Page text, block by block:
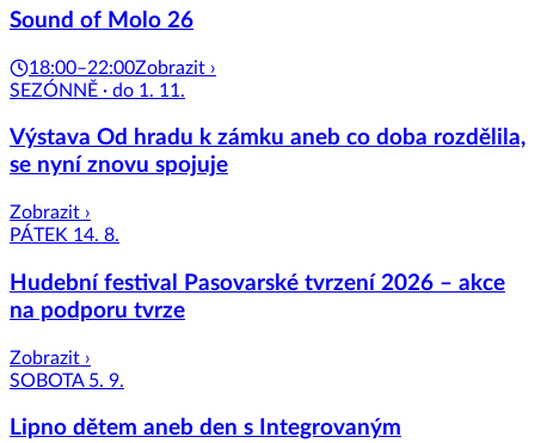
Sound of Molo 26
18:00–22:00Zobrazit ›
SEZÓNNĚ · do 1. 11.
Výstava Od hradu k zámku aneb co doba rozdělila,
se nyní znovu spojuje
Zobrazit ›
PÁTEK 14. 8.
Hudební festival Pasovarské tvrzení 2026 – akce
na podporu tvrze
Zobrazit ›
SOBOTA 5. 9.
Lipno dětem aneb den s Integrovaným